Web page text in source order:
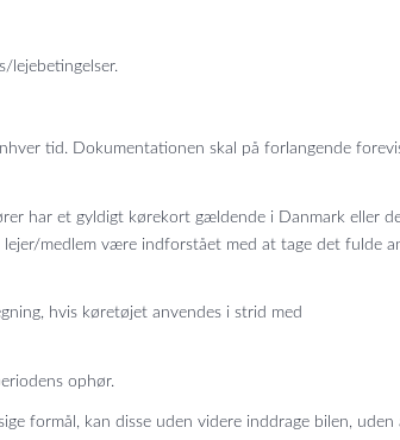
lejebetingelser.
tid. Dokumentationen skal på forlangende
har et gyldigt kørekort gældende i Danmark eller
medlem være indforstået med at tage det fulde
hvis køretøjet anvendes i strid med
ophør.
formål, kan disse uden videre inddrage bilen, uden